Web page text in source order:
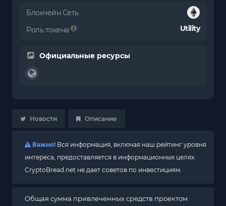
Блокчейн Сеть
Роль токена
Utility
Официальные ресурсы
Новости Описание
Важно! Вся информация, включая наш рейтинг уровня
интереса, предоставляется в информационных целях.
CryptoBread.net не дает советов по инвестициям.
Общая сумма привлеченных средств проектом